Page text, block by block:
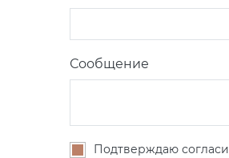
Сообщение
Подтверждаю